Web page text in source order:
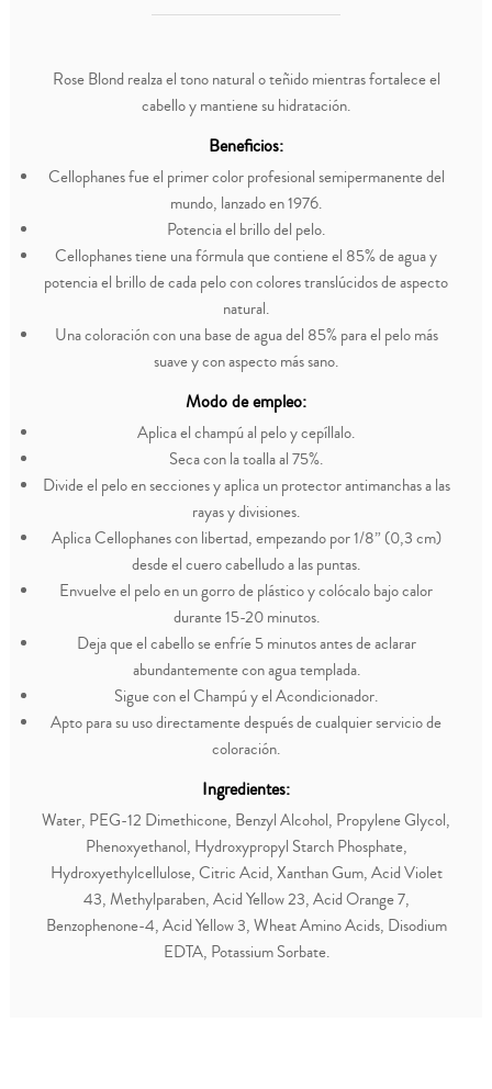
Rose Blond realza el tono natural o teñido mientras fortalece el
cabello y mantiene su hidratación.
Beneficios:
Cellophanes fue el primer color profesional semipermanente del
mundo, lanzado en 1976.
Potencia el brillo del pelo.
Cellophanes tiene una fórmula que contiene el 85% de agua y
potencia el brillo de cada pelo con colores translúcidos de aspecto
natural.
Una coloración con una base de agua del 85% para el pelo más
suave y con aspecto más sano.
Modo de empleo:
Aplica el champú al pelo y cepíllalo.
Seca con la toalla al 75%.
Divide el pelo en secciones y aplica un protector antimanchas a las
rayas y divisiones.
Aplica Cellophanes con libertad, empezando por 1/8” (0,3 cm)
desde el cuero cabelludo a las puntas.
Envuelve el pelo en un gorro de plástico y colócalo bajo calor
durante 15-20 minutos.
Deja que el cabello se enfríe 5 minutos antes de aclarar
abundantemente con agua templada.
Sigue con el Champú y el Acondicionador.
Apto para su uso directamente después de cualquier servicio de
coloración.
Ingredientes:
Water, PEG-12 Dimethicone, Benzyl Alcohol, Propylene Glycol,
Phenoxyethanol, Hydroxypropyl Starch Phosphate,
Hydroxyethylcellulose, Citric Acid, Xanthan Gum, Acid Violet
43, Methylparaben, Acid Yellow 23, Acid Orange 7,
Benzophenone-4, Acid Yellow 3, Wheat Amino Acids, Disodium
EDTA, Potassium Sorbate.